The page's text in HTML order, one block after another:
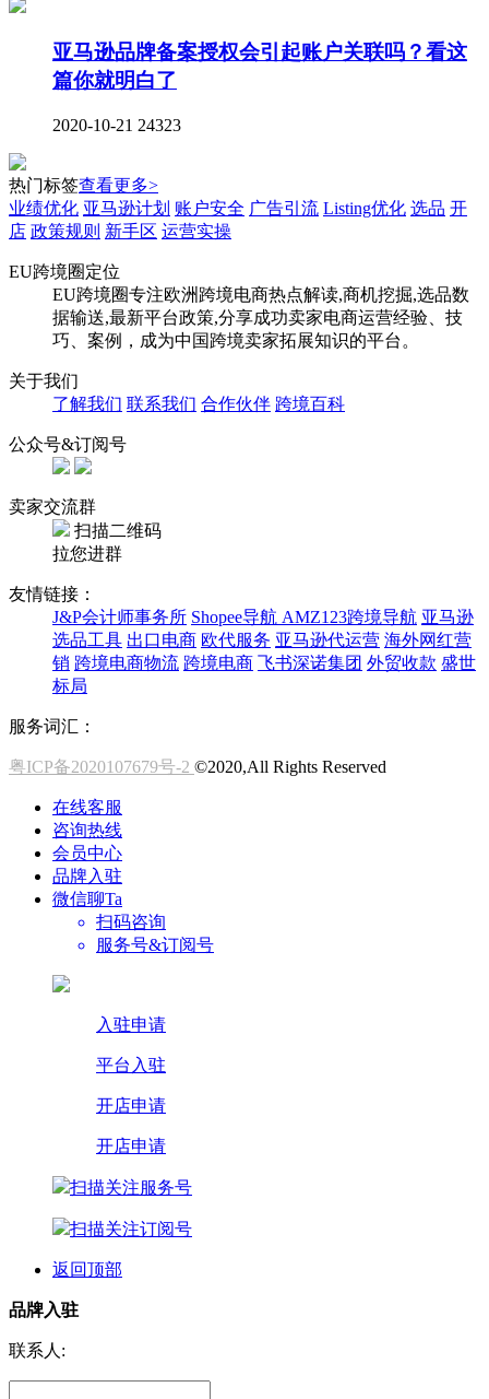
亚马逊品牌备案授权会引起账户关联吗？看这
篇你就明白了
2020-10-21 24323
热门标签查看更多>
业绩优化 亚马逊计划 账户安全 广告引流 Listing优化 选品 开
店 政策规则 新手区 运营实操
EU跨境圈定位
EU跨境圈专注欧洲跨境电商热点解读,商机挖掘,选品数
据输送,最新平台政策,分享成功卖家电商运营经验、技
巧、案例，成为中国跨境卖家拓展知识的平台。
关于我们
了解我们 联系我们 合作伙伴 跨境百科
公众号&订阅号
卖家交流群
扫描二维码
拉您进群
友情链接：
J&P会计师事务所 Shopee导航 AMZ123跨境导航 亚马逊
选品工具 出口电商 欧代服务 亚马逊代运营 海外网红营
销 跨境电商物流 跨境电商 飞书深诺集团 外贸收款 盛世
标局
服务词汇：
粤ICP备2020107679号-2 ©2020,All Rights Reserved
在线客服
咨询热线
会员中心
品牌入驻
微信聊Ta
扫码咨询
服务号&订阅号
入驻申请
平台入驻
开店申请
开店申请
扫描关注服务号
扫描关注订阅号
返回顶部
品牌入驻
联系人: